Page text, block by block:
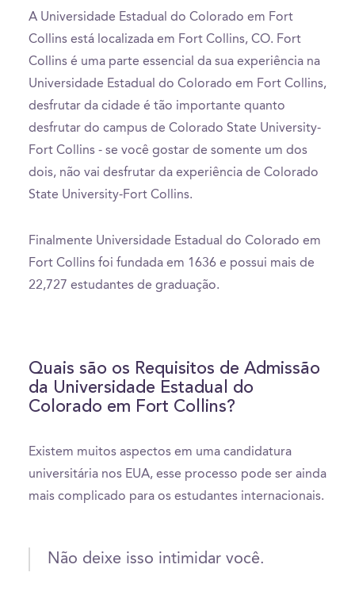
A Universidade Estadual do Colorado em Fort
Collins está localizada em Fort Collins, CO. Fort
Collins é uma parte essencial da sua experiência na
Universidade Estadual do Colorado em Fort Collins,
desfrutar da cidade é tão importante quanto
desfrutar do campus de Colorado State University-
Fort Collins - se você gostar de somente um dos
dois, não vai desfrutar da experiência de Colorado
State University-Fort Collins.
Finalmente Universidade Estadual do Colorado em
Fort Collins foi fundada em 1636 e possui mais de
22,727 estudantes de graduação.
Quais são os Requisitos de Admissão
da Universidade Estadual do
Colorado em Fort Collins?
Existem muitos aspectos em uma candidatura
universitária nos EUA, esse processo pode ser ainda
mais complicado para os estudantes internacionais.
Não deixe isso intimidar você.